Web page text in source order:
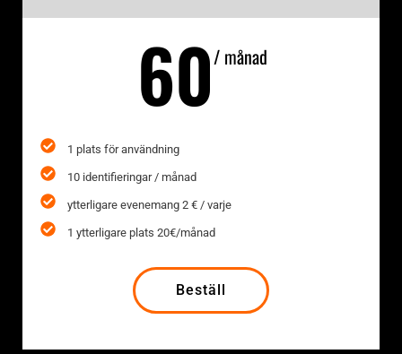
60/ månad
1 plats för användning
10 identifieringar / månad
ytterligare evenemang 2 € / varje
1 ytterligare plats 20€/månad
Beställ